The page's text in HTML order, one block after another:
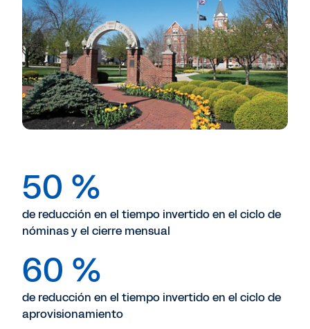
50 %
de reducción en el tiempo invertido en el ciclo de
nóminas y el cierre mensual
60 %
de reducción en el tiempo invertido en el ciclo de
aprovisionamiento